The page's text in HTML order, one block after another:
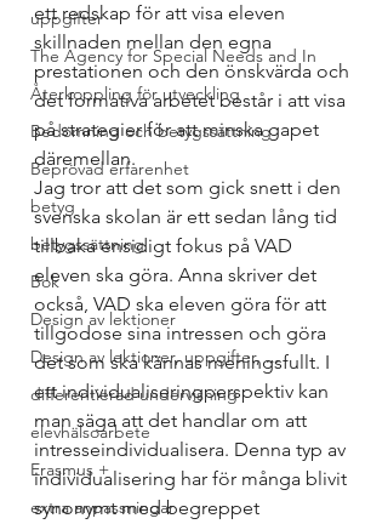
uppgifter
The Agency for Special Needs and In
Återkoppling för utveckling
Bedömning och betygssättning
Beprövad erfarenhet
betyg
betygssättning
Bok
Design av lektioner
Design av lektioner, uppgifter, ...
differentierad undervisning
elevhälsoarbete
Erasmus +
extra anpassningar
ett redskap för att visa eleven
skillnaden mellan den egna
prestationen och den önskvärda och
det formativa arbetet består i att visa
på strategier för att minska gapet
däremellan.
Jag tror att det som gick snett i den
svenska skolan är ett sedan lång tid
tillbaka ensidigt fokus på VAD
eleven ska göra. Anna skriver det
också, VAD ska eleven göra för att
tillgodose sina intressen och göra
det som ska kännas meningsfullt. I
ett individualiseringperspektiv kan
man säga att det handlar om att
intresseindividualisera. Denna typ av
individualisering har för många blivit
synonymt med begreppet